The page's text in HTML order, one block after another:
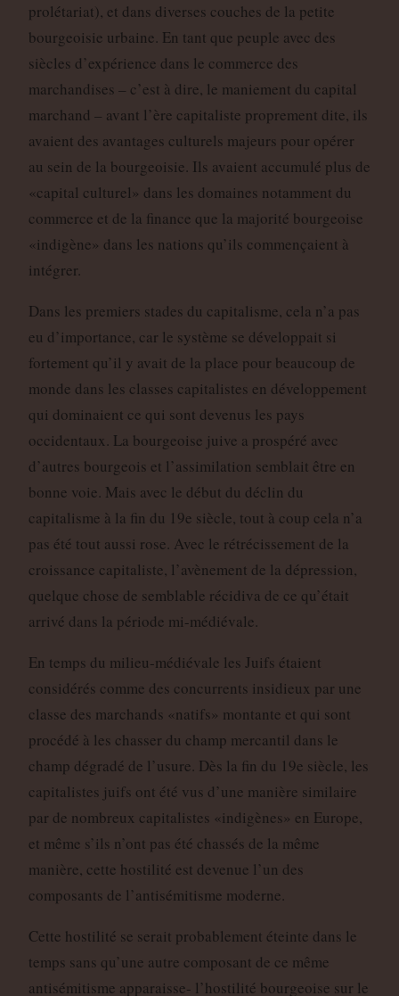
prolétariat), et dans diverses couches de la petite
bourgeoisie urbaine. En tant que peuple avec des
siècles d’expérience dans le commerce des
marchandises – c’est à dire, le maniement du capital
marchand – avant l’ère capitaliste proprement dite, ils
avaient des avantages culturels majeurs pour opérer
au sein de la bourgeoisie. Ils avaient accumulé plus de
«capital culturel» dans les domaines notamment du
commerce et de la finance que la majorité bourgeoise
«indigène» dans les nations qu’ils commençaient à
intégrer.
Dans les premiers stades du capitalisme, cela n’a pas
eu d’importance, car le système se développait si
fortement qu’il y avait de la place pour beaucoup de
monde dans les classes capitalistes en développement
qui dominaient ce qui sont devenus les pays
occidentaux. La bourgeoise juive a prospéré avec
d’autres bourgeois et l’assimilation semblait être en
bonne voie. Mais avec le début du déclin du
capitalisme à la fin du 19e siècle, tout à coup cela n’a
pas été tout aussi rose. Avec le rétrécissement de la
croissance capitaliste, l’avènement de la dépression,
quelque chose de semblable récidiva de ce qu’était
arrivé dans la période mi-médiévale.
En temps du milieu-médiévale les Juifs étaient
considérés comme des concurrents insidieux par une
classe des marchands «natifs» montante et qui sont
procédé à les chasser du champ mercantil dans le
champ dégradé de l’usure. Dès la fin du 19e siècle, les
capitalistes juifs ont été vus d’une manière similaire
par de nombreux capitalistes «indigènes» en Europe,
et même s’ils n’ont pas été chassés de la même
manière, cette hostilité est devenue l’un des
composants de l’antisémitisme moderne.
Cette hostilité se serait probablement éteinte dans le
temps sans qu’une autre composant de ce même
antisémitisme apparaisse- l’hostilité bourgeoise sur le